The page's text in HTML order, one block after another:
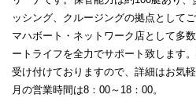
ッシング、クルージングの拠点として
マハボート・ネットワーク店として多
ートライフを全力でサポート致します
受け付けておりますので、詳細はお気
月の営業時間は8：00～18：00。